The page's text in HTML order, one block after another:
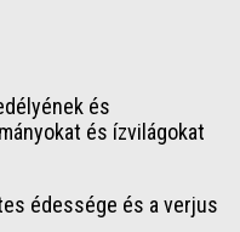
és
és ízvilágokat
édessége és a verjus